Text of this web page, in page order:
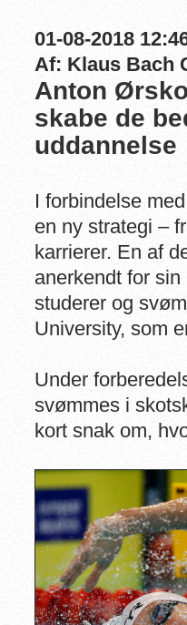
01-08-2018
Af: Klaus Bach
Anton
skabe de
uddannelse
I forbindelse
en ny strategi –
karrierer. En af
anerkendt for
studerer og
University, som
Under
svømmes i
kort snak om,